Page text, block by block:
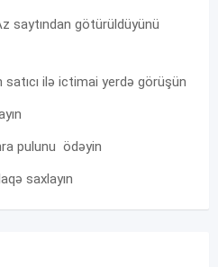
saytından götürüldüyünü
ilə ictimai yerdə görüşün
pulunu ödəyin
saxlayın